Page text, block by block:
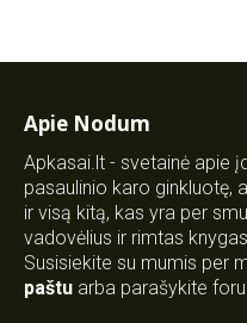
Apie Nodum
Apkasai.lt - svetainė apie
pasaulinio karo ginkluotę,
ir visą kitą, kas yra per
vadovėlius ir rimtas
Susisiekite su mumis per
paštu arba parašykite